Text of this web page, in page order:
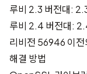
루비 2.3 버전대:
루비 2.4 버전대:
리비전 56946 이전
해결 방법